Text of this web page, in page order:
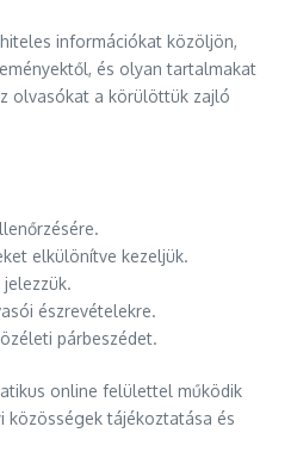
információkat közöljön,
és olyan tartalmakat
olvasókat a körülöttük zajló
elkülönítve kezeljük.
észrevételekre.
párbeszédet.
online felülettel működik
közösségek tájékoztatása és